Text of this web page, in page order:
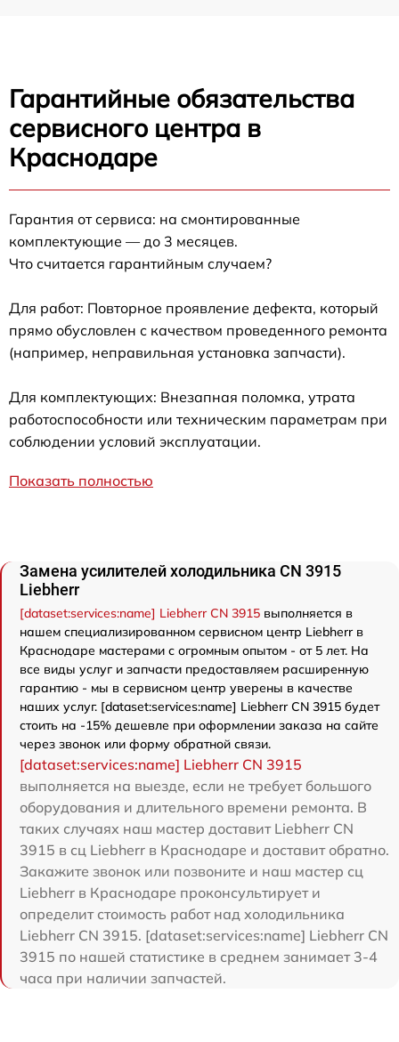
Гарантийные обязательства
сервисного центра в
Краснодаре
Гарантия от сервиса: на смонтированные
комплектующие — до 3 месяцев.
Что считается гарантийным случаем?
Для работ: Повторное проявление дефекта, который
прямо обусловлен с качеством проведенного ремонта
(например, неправильная установка запчасти).
Для комплектующих: Внезапная поломка, утрата
работоспособности или техническим параметрам при
соблюдении условий эксплуатации.
Показать полностью
Замена усилителей холодильника CN 3915
Liebherr
[dataset:services:name] Liebherr CN 3915 выполняется в
нашем специализированном сервисном центр Liebherr в
Краснодаре мастерами с огромным опытом - от 5 лет. На
все виды услуг и запчасти предоставляем расширенную
гарантию - мы в сервисном центр уверены в качестве
наших услуг. [dataset:services:name] Liebherr CN 3915 будет
стоить на -15% дешевле при оформлении заказа на сайте
через звонок или форму обратной связи.
[dataset:services:name] Liebherr CN 3915
выполняется на выезде, если не требует большого
оборудования и длительного времени ремонта. В
таких случаях наш мастер доставит Liebherr CN
3915 в сц Liebherr в Краснодаре и доставит обратно.
Закажите звонок или позвоните и наш мастер сц
Liebherr в Краснодаре проконсультирует и
определит стоимость работ над холодильника
Liebherr CN 3915. [dataset:services:name] Liebherr CN
3915 по нашей статистике в среднем занимает 3-4
часа при наличии запчастей.